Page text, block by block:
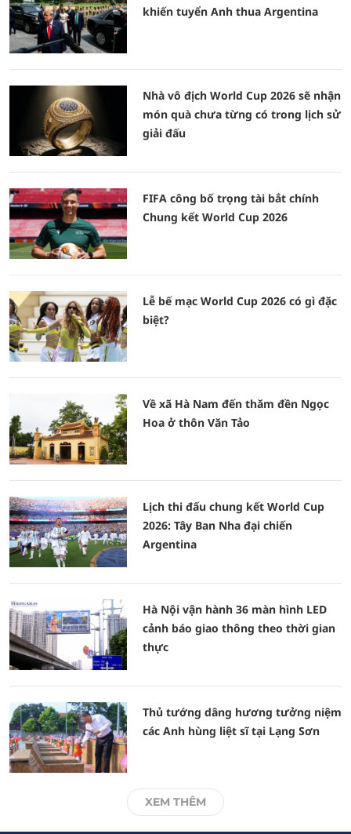
khiến tuyển Anh thua Argentina
Nhà vô địch World Cup 2026 sẽ nhận
món quà chưa từng có trong lịch sử
giải đấu
FIFA công bố trọng tài bắt chính
Chung kết World Cup 2026
Lễ bế mạc World Cup 2026 có gì đặc
biệt?
Về xã Hà Nam đến thăm đền Ngọc
Hoa ở thôn Văn Tảo
Lịch thi đấu chung kết World Cup
2026: Tây Ban Nha đại chiến
Argentina
Hà Nội vận hành 36 màn hình LED
cảnh báo giao thông theo thời gian
thực
Thủ tướng dâng hương tưởng niệm
các Anh hùng liệt sĩ tại Lạng Sơn
XEM THÊM